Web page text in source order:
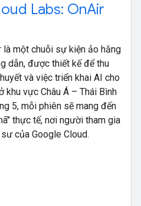
Labs: OnAir
là một chuỗi sự kiện ảo hằng
dẫn, được thiết kế để thu
và việc triển khai AI cho
khu vực Châu Á – Thái Bình
5, mỗi phiên sẽ mang đến
thực tế, nơi người tham gia
của Google Cloud.